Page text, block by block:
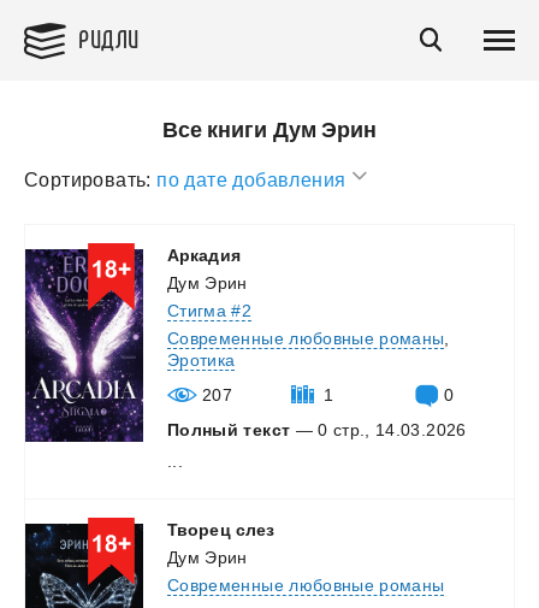
РИДЛИ
Все книги Дум Эрин
Сортировать: по дате добавления
Аркадия
Дум Эрин
Стигма #2
Современные любовные романы
Эротика
207
1
0
Полный текст — 0 стр., 14.03.2026
Творец слез
Дум Эрин
Современные любовные романы